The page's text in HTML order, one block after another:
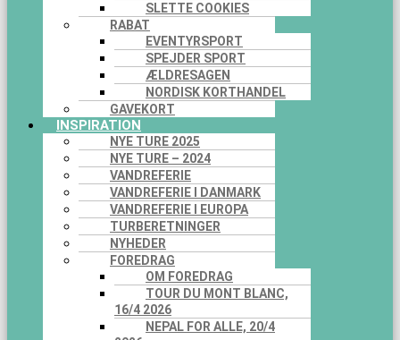
SLETTE COOKIES
RABAT
EVENTYRSPORT
SPEJDER SPORT
ÆLDRESAGEN
NORDISK KORTHANDEL
GAVEKORT
INSPIRATION
NYE TURE 2025
NYE TURE – 2024
VANDREFERIE
VANDREFERIE I DANMARK
VANDREFERIE I EUROPA
TURBERETNINGER
NYHEDER
FOREDRAG
OM FOREDRAG
TOUR DU MONT BLANC,
16/4 2026
NEPAL FOR ALLE, 20/4